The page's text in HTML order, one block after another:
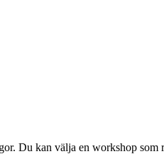
Du kan välja en workshop som